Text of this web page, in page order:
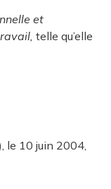
et
telle qu’elle
le 10 juin 2004,